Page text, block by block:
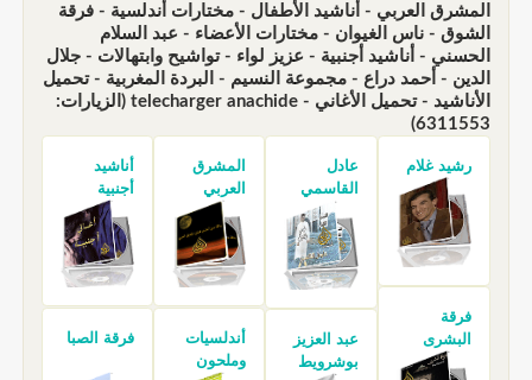
المشرق العربي - أناشيد الأطفال - مختارات أندلسية - فرقة
الشوق - ناس الغيوان - مختارات الأعضاء - عبد السلام
الحسني - أناشيد أجنبية - عزيز لواء - تواشيح وابتهالات - جلال
الدين - أحمد دراع - مجموعة النسيم - البردة المغربية - تحميل
الأناشيد - تحميل الأغاني - telecharger anachide (الزيارات:
6311553)
رشيد غلام
فرقة
البشرى
عادل
القاسمي
عبد العزيز
بوشرويط
المشرق
العربي
أندلسيات
وملحون
أناشيد
أجنبية
فرقة الصبا